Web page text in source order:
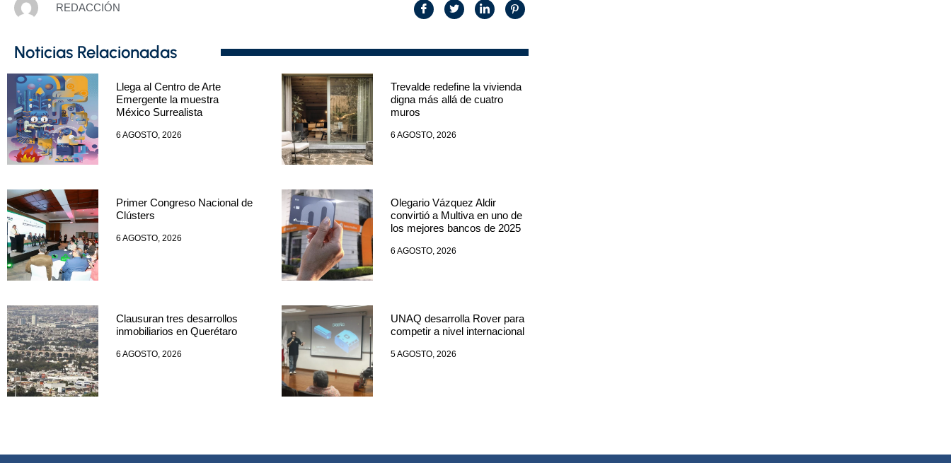
REDACCIÓN
Noticias Relacionadas
Llega al Centro de Arte
Emergente la muestra
México Surrealista
6 AGOSTO, 2026
Trevalde redefine la vivienda
digna más allá de cuatro
muros
6 AGOSTO, 2026
Primer Congreso Nacional de
Clústers
6 AGOSTO, 2026
Olegario Vázquez Aldir
convirtió a Multiva en uno de
los mejores bancos de 2025
6 AGOSTO, 2026
Clausuran tres desarrollos
inmobiliarios en Querétaro
6 AGOSTO, 2026
UNAQ desarrolla Rover para
competir a nivel internacional
5 AGOSTO, 2026